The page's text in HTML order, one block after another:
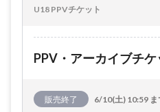
U18 PPVチケット
PPV・アーカイブチケ
販売終了 6/10(土) 10:59 ま